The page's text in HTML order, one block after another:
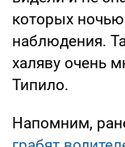
которых
наблюдения.
халяву очень
Типило.
Напомним,